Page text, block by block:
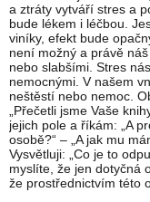
a ztráty vytváří stres a
bude lékem i léčbou.
viníky, efekt bude
není možný a právě
nebo slabšími. Stres
nemocnými. V našem
neštěstí nebo nemoc.
„Přečetli jsme Vaše
jejich pole a říkám: „A
osobě?“ – „A jak mu
Vysvětluji: „Co je to
myslíte, že jen dotyčná
že prostřednictvím této